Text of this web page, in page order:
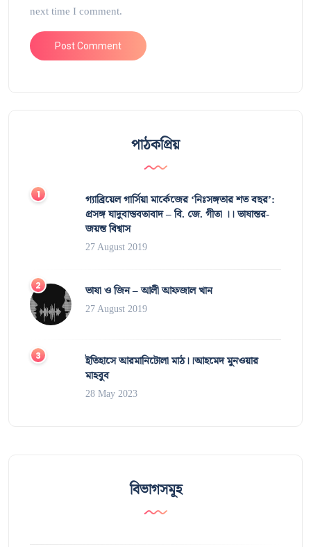
next time I comment.
পাঠকপ্রিয়
গ্যাব্রিয়েল গার্সিয়া মার্কেজের ‘নিঃসঙ্গতার শত বছর’:
প্রসঙ্গ যাদুবাস্তবতাবাদ – বি. জে. গীতা ।। ভাষান্তর-
জয়ন্ত বিশ্বাস
27 August 2019
ভাষা ও জিন – আলী আফজাল খান
27 August 2019
ইতিহাসে আরমানিটোলা মাঠ।।আহমেদ মুনওয়ার
মাহবুব
28 May 2023
বিভাগসমূহ